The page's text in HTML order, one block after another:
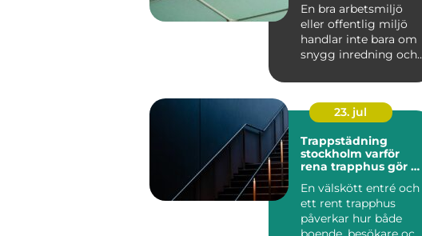
En bra arbetsmiljö
eller offentlig miljö
handlar inte bara om
snygg inredning och
23. jul
Trappstädning
stockholm varför
rena trapphus gör så
En välskött entré och
ett rent trapphus
påverkar hur både